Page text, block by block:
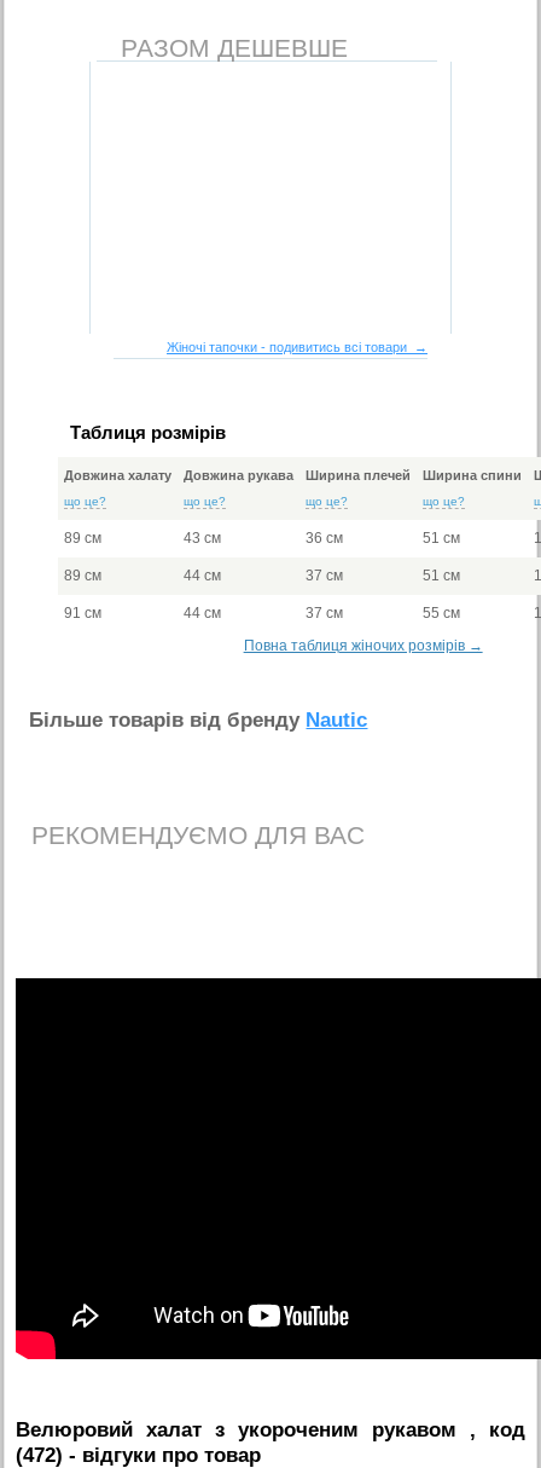
РАЗОМ ДЕШЕВШЕ
Жіночі тапочки - подивитись всі товари →
Таблиця розмірів
Довжина халату
що це?
Довжина рукава
що це?
Ширина плечей
що це?
Ширина спини
що це?
89 см 43 см 36 см 51 см
89 см 44 см 37 см 51 см
91 см 44 см 37 см 55 см
Повна таблиця жіночих розмірів →
Бiльше товарiв вiд бренду Nautic
РЕКОМЕНДУЄМО ДЛЯ ВАС
Велюровий халат з укороченим рукавом , код
(472) - вiдгуки про товар